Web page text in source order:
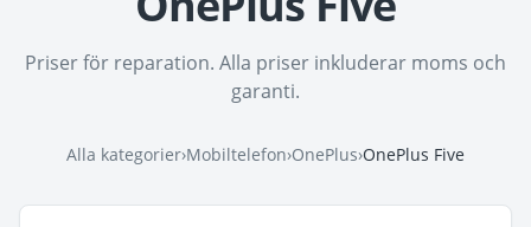
Priser för reparation. Alla priser inkluderar moms och
garanti.
Alla kategorier›Mobiltelefon›OnePlus›OnePlus Five